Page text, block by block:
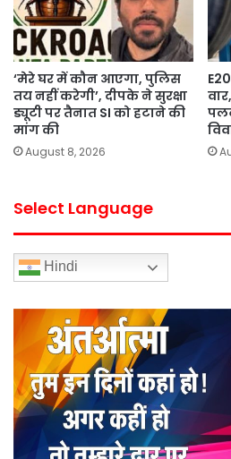
‘मेरे घर में कौन आएगा, पुलिस
तय नहीं करेगी’, दीपके ने सुरक्षा
ड्यूटी पर तैनात SI को हटाने की
मांग की
August 8, 2026
Select Language
Hindi